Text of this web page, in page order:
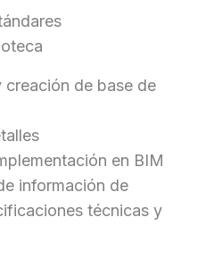
de base de
en BIM
información de
técnicas y